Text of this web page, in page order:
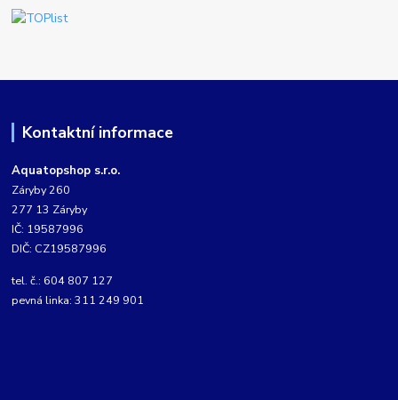
Kontaktní informace
Aquatopshop s.r.o.
Záryby 260
277 13 Záryby
IČ: 19587996
DIČ: CZ19587996
tel. č.: 604 807 127
pevná linka: 311 249 901